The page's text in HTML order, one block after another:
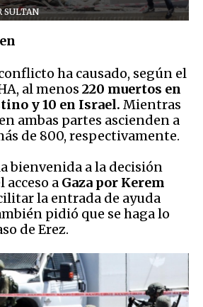
SULTAN
ha causado, según el
al menos 220 muertos en
y 10 en Israel. Mientras
ambas partes ascienden a
de 800, respectivamente.
bienvenida a la decisión
acceso a Gaza por Kerem
la entrada de ayuda
pidió que se haga lo
de Erez.